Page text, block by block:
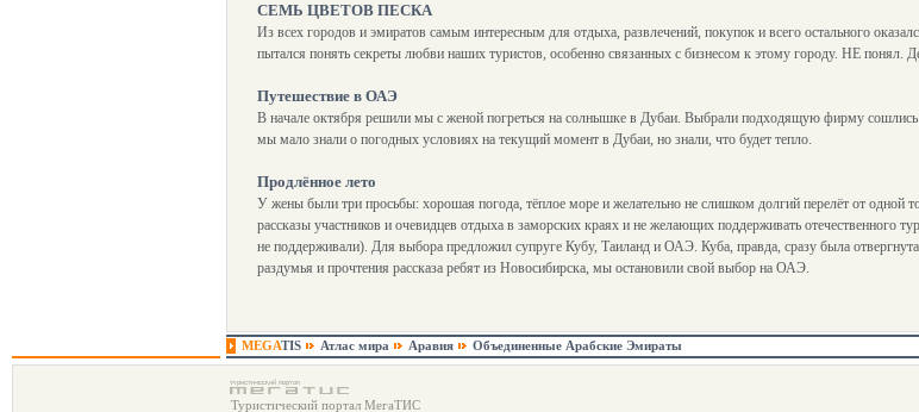
СЕМЬ ЦВЕТОВ ПЕСКА
Из всех городов и эмиратов самым интересным для отдыха, развлечений, покупок и всего остального
пытался понять секреты любви наших туристов, особенно связанных с бизнесом к этому городу. НЕ понял.
Путешествие в ОАЭ
В начале октября решили мы с женой погреться на солнышке в Дубаи. Выбрали подходящую фирму сошлись
мы мало знали о погодных условиях на текущий момент в Дубаи, но знали, что будет тепло.
Продлённое лето
У жены были три просьбы: хорошая погода, тёплое море и желательно не слишком долгий перелёт от одной
рассказы участников и очевидцев отдыха в заморских краях и не желающих поддерживать отечественного
не поддерживали). Для выбора предложил супруге Кубу, Таиланд и ОАЭ. Куба, правда, сразу была
раздумья и прочтения рассказа ребят из Новосибирска, мы остановили свой выбор на ОАЭ.
MEGATIS Атлас мира Аравия Объединенные Арабские Эмираты
Туристический портал МегаТИС